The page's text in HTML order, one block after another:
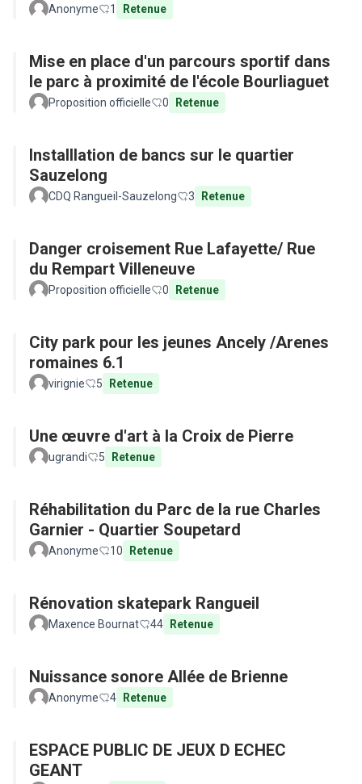
Anonyme 1 Retenue
Mise en place d'un parcours sportif dans
le parc à proximité de l'école Bourliaguet
Proposition officielle 0 Retenue
Installlation de bancs sur le quartier
Sauzelong
CDQ Rangueil-Sauzelong 3 Retenue
Danger croisement Rue Lafayette/ Rue
du Rempart Villeneuve
Proposition officielle 0 Retenue
City park pour les jeunes Ancely /Arenes
romaines 6.1
virignie 5 Retenue
Une œuvre d'art à la Croix de Pierre
ugrandi 5 Retenue
Réhabilitation du Parc de la rue Charles
Garnier - Quartier Soupetard
Anonyme 10 Retenue
Rénovation skatepark Rangueil
Maxence Bournat 44 Retenue
Nuissance sonore Allée de Brienne
Anonyme 4 Retenue
ESPACE PUBLIC DE JEUX D ECHEC
GEANT